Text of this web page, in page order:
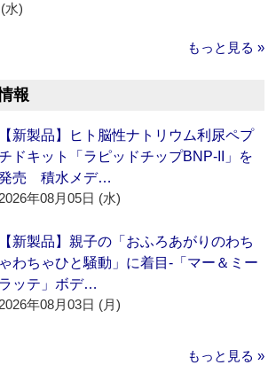
水)
もっと見る »
報
【新製品】ヒト脳性ナトリウム利尿ペプ
ドキット「ラピッドチップBNP-II」を
売 積水メデ…
2026年08月05日 (水)
【新製品】親子の「おふろあがりのわち
ゃわちゃひと騒動」に着目‐「マー＆ミー
ラッテ」ボデ…
2026年08月03日 (月)
もっと見る »